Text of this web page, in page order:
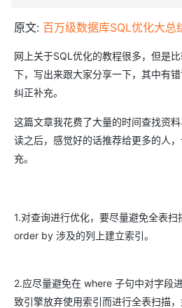
原文: 百万级数据库SQL优化大总
网上关于SQL优化的教程很多，但是
下，写出来跟大家分享一下，其中有
纠正补充。
这篇文章我花费了大量的时间查找资
读之后，感觉好的话推荐给更多的人
充。
1.对查询进行优化，要尽量避免全表
order by 涉及的列上建立索引。
2.应尽量避免在 where 子句中对字段
致引擎放弃使用索引而进行全表扫描，